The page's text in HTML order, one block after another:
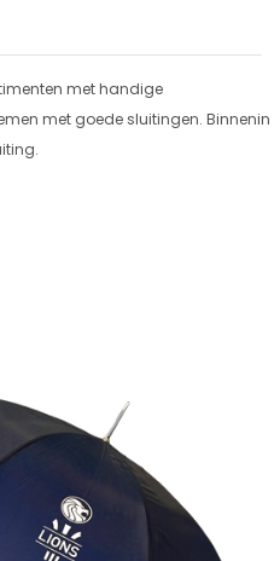
met handige
met goede sluitingen. Binnenin